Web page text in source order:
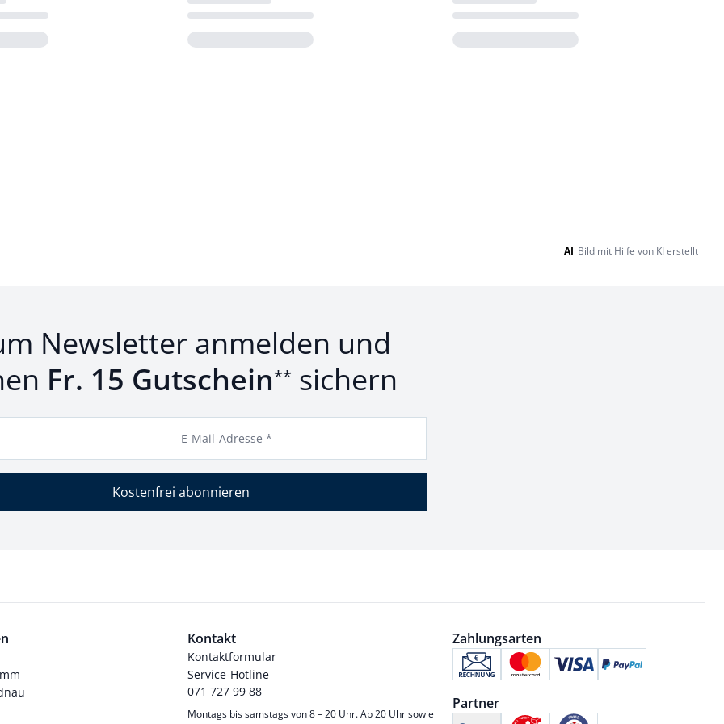
AI Bild mit Hilfe von KI erstellt
Newsletter anmelden und
Fr. 15 Gutschein** sichern
E-Mail-Adresse *
Kostenfrei abonnieren
Kontakt
Kontaktformular
Service-Hotline
071 727 99 88
Montags bis samstags von 8 – 20 Uhr. Ab 20 Uhr sowie
Zahlungsarten
Partner